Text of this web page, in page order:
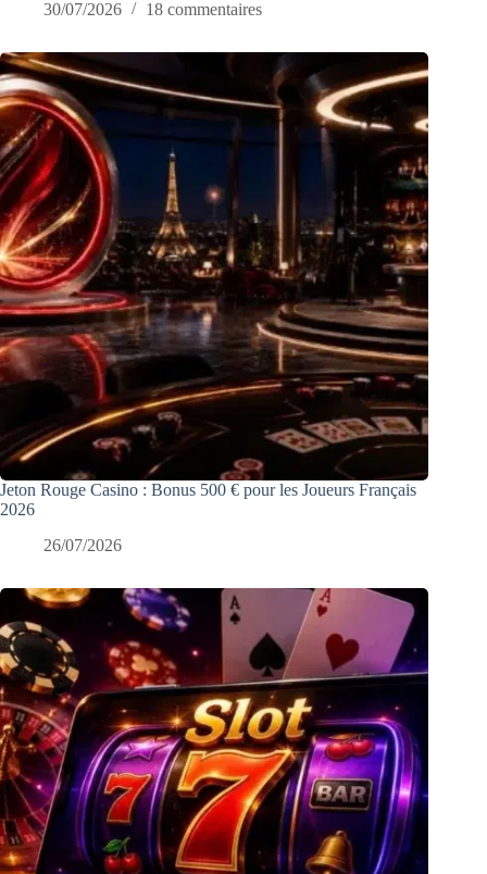
30/07/2026
18 commentaires
Jeton Rouge Casino : Bonus 500 € pour les Joueurs Français
2026
26/07/2026